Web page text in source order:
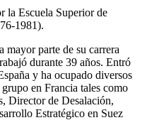
la Escuela Superior de
1981).
parte de su carrera
durante 39 años. Entró
y ha ocupado diversos
en Francia tales como
Director de Desalación,
Estratégico en Suez